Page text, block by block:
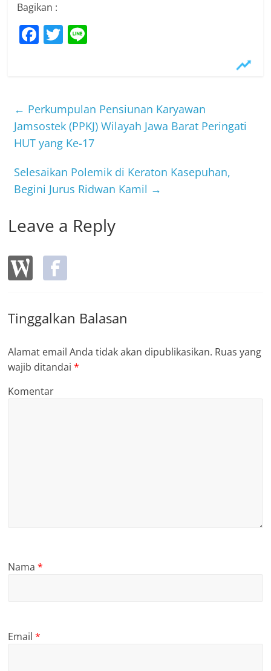
Bagikan :
F
b
o
o
k
T
← Perkumpulan Pensiunan Karyawan
Jamsostek (PPKJ) Wilayah Jawa Barat Peringati
HUT yang Ke-17
Selesaikan Polemik di Keraton Kasepuhan,
Begini Jurus Ridwan Kamil →
Leave a Reply
Tinggalkan Balasan
Alamat email Anda tidak akan dipublikasikan. Ruas yang
wajib ditandai*
Komentar
Nama*
Email*